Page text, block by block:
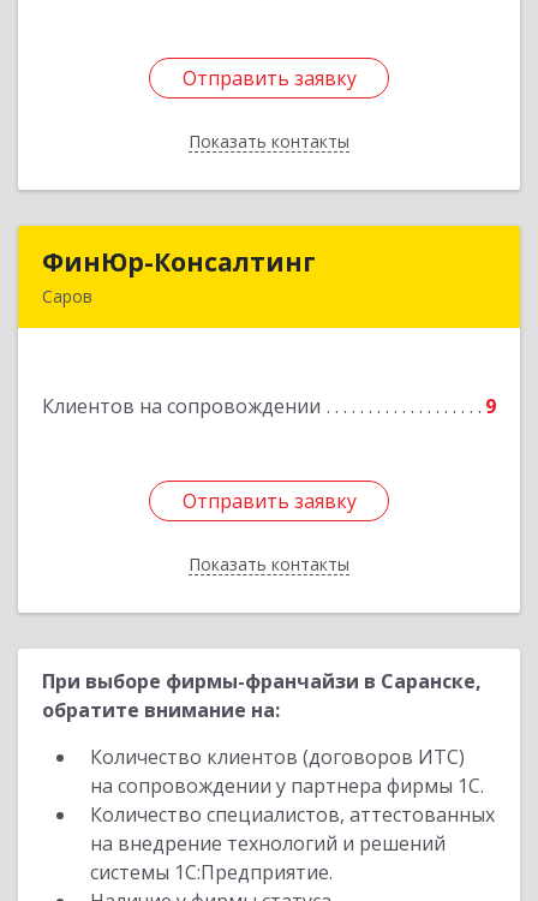
Отправить заявку
Показать контакты
Отправить заявку
Назад
ФинЮр-Консалтинг
Саров
Клиентов на сопровождении 9
Отправить заявку
Показать контакты
ФинЮр-Консалтинг
Подробнее
Отправить заявку
Назад
При выборе фирмы-франчайзи в Саранске,
обратите внимание на:
Количество клиентов (договоров ИТС)
на сопровождении у партнера фирмы 1С.
Количество специалистов, аттестованных
на внедрение технологий и решений
системы 1С:Предприятие.